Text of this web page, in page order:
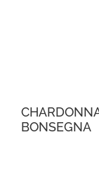
BONSEGNA